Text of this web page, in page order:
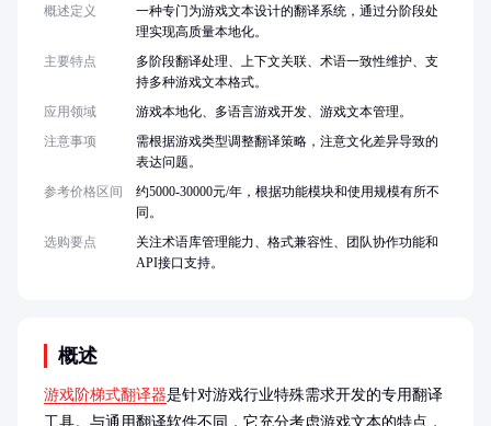
概述
游戏阶梯式翻译器是针对游戏行业特殊需求开发的专用翻译
工具。与通用翻译软件不同，它充分考虑游戏文本的特点，
概述定义
一种专门为游戏文本设计的翻译系统，通过分阶段处
理实现高质量本地化。
主要特点
多阶段翻译处理、上下文关联、术语一致性维护、支
持多种游戏文本格式。
应用领域
游戏本地化、多语言游戏开发、游戏文本管理。
注意事项
需根据游戏类型调整翻译策略，注意文化差异导致的
表达问题。
参考价格区间
约5000-30000元/年，根据功能模块和使用规模有所不
同。
选购要点
关注术语库管理能力、格式兼容性、团队协作功能和
API接口支持。